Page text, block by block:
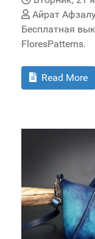
Айрат
Бесплатная
FloresPatterns.
Read More